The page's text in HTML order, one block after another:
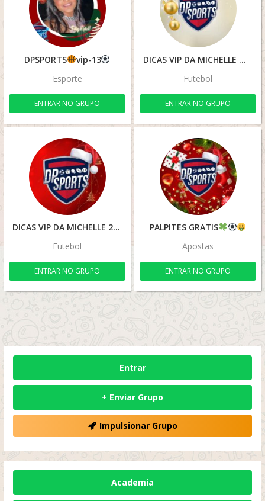
DPSPORTS
vip-13
Esporte
ENTRAR NO GRUPO
DICAS VIP DA MICHELLE
Futebol
ENTRAR NO GRUPO
DICAS VIP DA MICHELLE 2
Futebol
ENTRAR NO GRUPO
PALPITES GRATIS
Apostas
ENTRAR NO GRUPO
Entrar
+ Enviar Grupo
Impulsionar Grupo
Academia